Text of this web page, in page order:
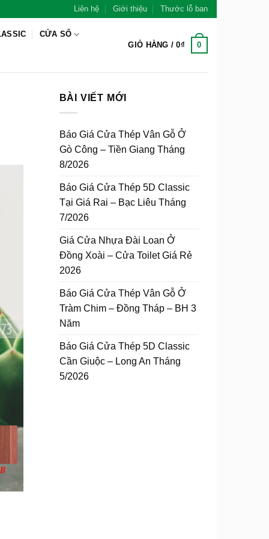
Liên hệ Giới thiệu Thước lỗ ban
CỬA SỔ
GIỎ HÀNG /0₫ 0
BÀI VIẾT MỚI
Báo Giá Cửa Thép Vân Gỗ Ở
Gò Công – Tiền Giang Tháng
8/2026
Báo Giá Cửa Thép 5D Classic
Tại Giá Rai – Bạc Liêu Tháng
7/2026
Giá Cửa Nhựa Đài Loan Ở
Đồng Xoài – Cửa Toilet Giá Rẻ
2026
Báo Giá Cửa Thép Vân Gỗ Ở
Tràm Chim – Đồng Tháp – BH 3
Năm
Báo Giá Cửa Thép 5D Classic
Cần Giuộc – Long An Tháng
5/2026